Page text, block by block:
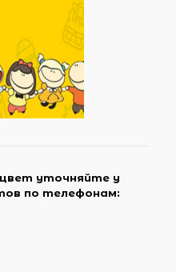
уточняйте у
по телефонам: